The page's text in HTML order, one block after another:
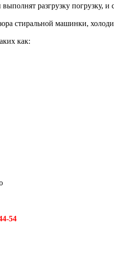
разгрузку погрузку, и
стиральной машинки,
как:
54